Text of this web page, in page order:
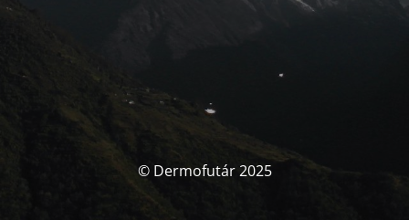
© Dermofutár 2025